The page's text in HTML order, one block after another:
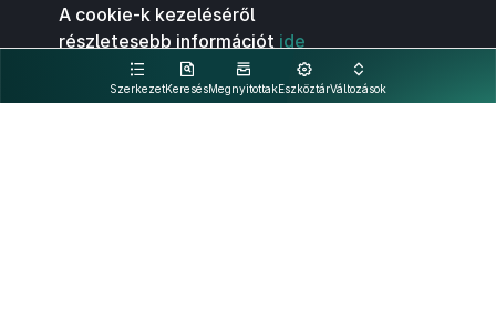
SzerkezetKeresésMegnyitottakEszköztárVáltozások
A cookie-k kezeléséről
részletesebb információt ide
kattintva olvashat.